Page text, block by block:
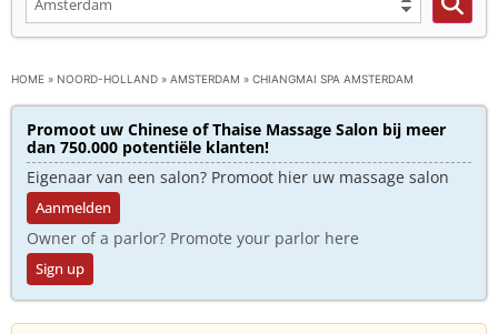
HOME » NOORD-HOLLAND » AMSTERDAM » CHIANGMAI SPA AMSTERDAM
Promoot uw Chinese of Thaise Massage Salon bij meer
dan 750.000 potentiële klanten!
Eigenaar van een salon? Promoot hier uw massage salon
Aanmelden
Owner of a parlor? Promote your parlor here
Sign up